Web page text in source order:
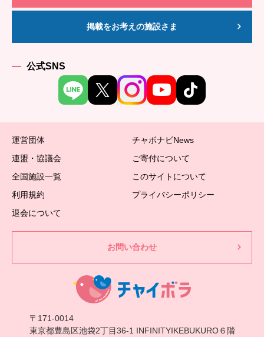
掲載をお考えの施設さま
公式SNS
運営団体
チャボナビNews
連盟・協議会
ご寄付について
全国施設一覧
このサイトについて
利用規約
プライバシーポリシー
退会について
お問い合わせ
〒171-0014
東京都豊島区池袋2丁目36-1 INFINITYIKEBUKURO６階